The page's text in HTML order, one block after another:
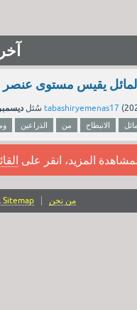
يقيس مستوى عنصر
سُئل ديسمبر 23، 2024 tabashiryemenas17 (
الذراعين من الانبطاح
المزيد، انقر على
Sitemap من نحن